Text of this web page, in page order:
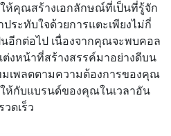
ห้คุณสร้างเอกลักษณ์ที่เป็นที่รู้จัก
ระทับใจด้วยการแตะเพียงไม่กี่
อีกต่อไป เนื่องจากคุณจะพบคอล
งหน้าที่สร้างสรรค์มาอย่างดีบน
เพลตตามความต้องการของคุณ
ห้กับแบรนด์ของคุณในเวลาอัน
รวดเร็ว